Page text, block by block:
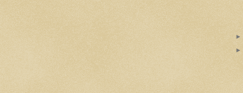
►
►